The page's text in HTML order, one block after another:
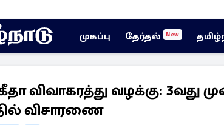
முகப்பு தேர்தல் New
விவாகரத்து வழக்கு: 3வது
விசாரணை